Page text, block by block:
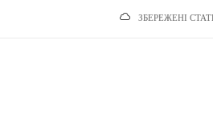
ЗБЕРЕЖЕНІ